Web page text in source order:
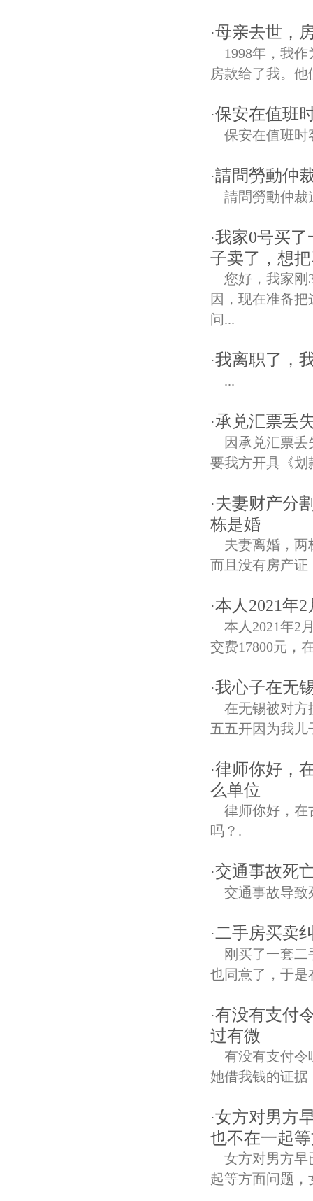
·母亲去世，
1998年，我
房款给了我。
·保安在值班
保安在值班时
·請問勞動仲
請問勞動仲裁
·我家0号买
子卖了，想
您好，我家刚
因，现在准备
问...
·我离职了，
...
·承兑汇票丢
因承兑汇票
要我方开具《划
·夫妻财产分
栋是婚
夫妻离婚，
而且没有房产证
·本人2021年
本人2021年2
交费17800元，
·我心子在无
在无锡被对方
五五开因为我
·律师你好，
么单位
律师你好，在
吗？.
·交通事故死
交通事故导致
·二手房买卖
刚买了一套
也同意了，于是
·有没有支付
过有微
有没有支付令
她借我钱的证据
·女方对男方
也不在一起
女方对男方早
起等方面问题